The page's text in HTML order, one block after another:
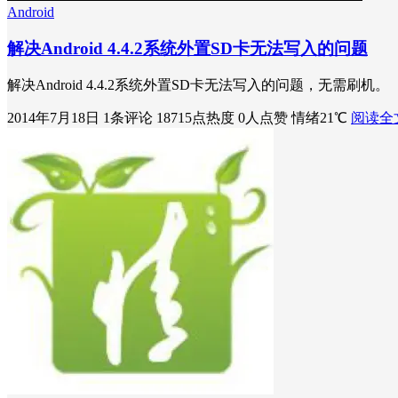
Android
解决Android 4.4.2系统外置SD卡无法写入的问题
解决Android 4.4.2系统外置SD卡无法写入的问题，无需刷机。
2014年7月18日 1条评论 18715点热度 0人点赞 情绪21℃ 阅读全